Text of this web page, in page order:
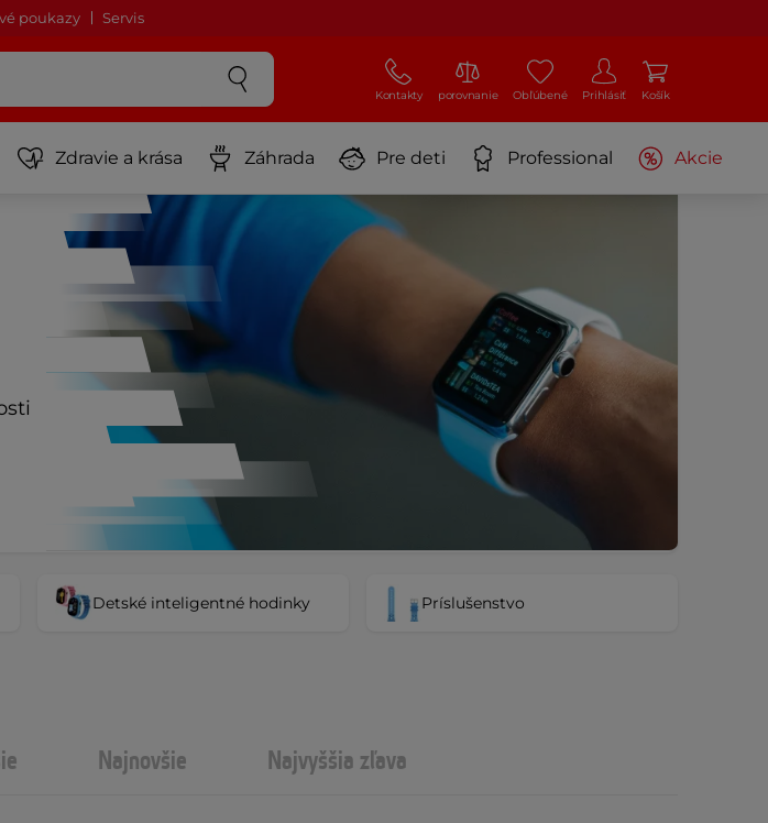
poukazy Servis
Kontakty porovnanie Obľúbené Prihlásiť Košík
Zdravie a krása Záhrada Pre deti Professional Akcie
Detské inteligentné hodinky Príslušenstvo
Najnovšie Najvyššia zľava